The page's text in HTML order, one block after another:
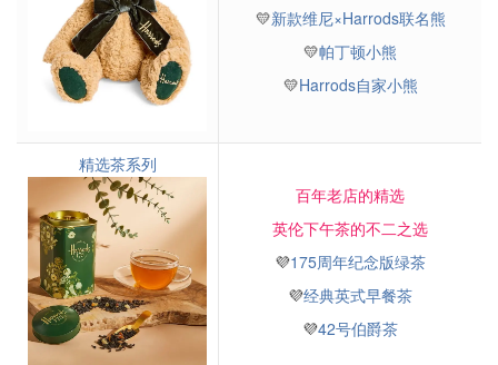
💛新款维尼×Harrods联名熊
💛帕丁顿小熊
💛Harrods自家小熊
精选茶系列
百年老店的精选
英伦下午茶的不二之选
💜175周年纪念版绿茶
💜经典英式早餐茶
💜42号伯爵茶